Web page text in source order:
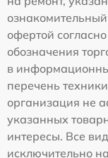
офертой
обозначения
в
перечень
организация не
указанных
интересы. Все
исключительно